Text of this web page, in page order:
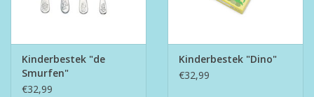
Kinderbestek "de
Smurfen"
€32,99
Kinderbestek "Dino"
€32,99